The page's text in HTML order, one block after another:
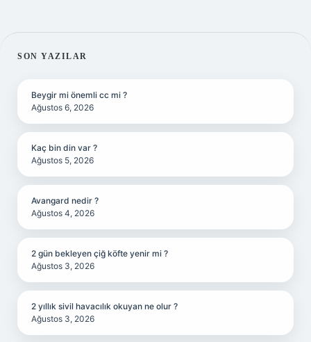
SIDEBAR
SON YAZILAR
Beygir mi önemli cc mi ?
Ağustos 6, 2026
Kaç bin din var ?
Ağustos 5, 2026
Avangard nedir ?
Ağustos 4, 2026
2 gün bekleyen çiğ köfte yenir mi ?
Ağustos 3, 2026
2 yıllık sivil havacılık okuyan ne olur ?
Ağustos 3, 2026